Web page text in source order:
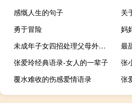
感慨人生的句子
勇于冒险
妈
未成年子女四招处理父母外遇问题
张爱玲经典语录-女人的一辈子
张
覆水难收的伤感爱情语录